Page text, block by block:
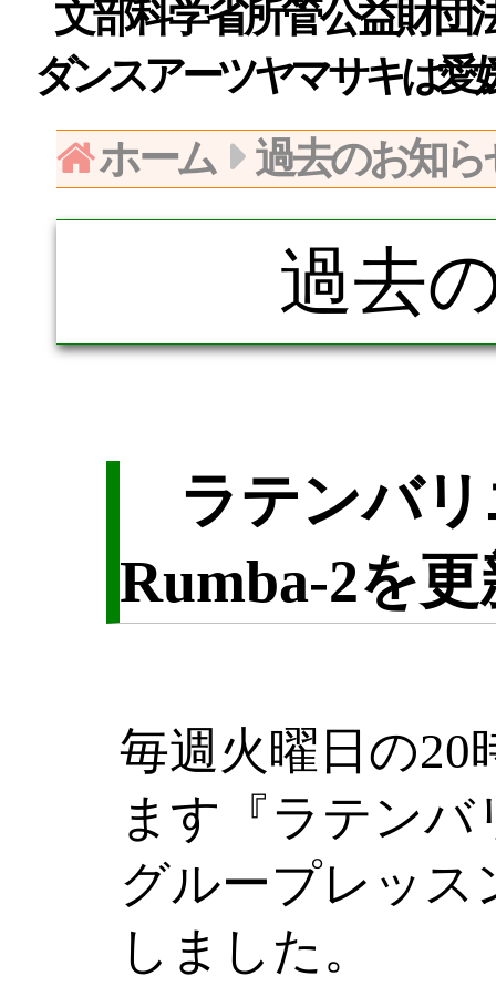
文部科学省所管公益財団
ダンスアーツヤマサキは愛
ホーム
過去のお知ら
過去
ラテンバリ
Rumba-2を
毎週火曜日の20
ます『ラテン
グループレッ
しました。